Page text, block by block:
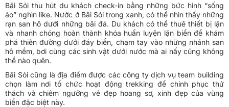
Bãi Sỏi thu hút du khách check-in bằng những bức hình “sống
ảo” nghìn like. Nước ở Bãi Sỏi trong xanh, có thể nhìn thấy những
rạn san hô dưới những bãi đá. Du khách có thể thuê thiết bị lặn
và nhanh chóng hoàn thành khóa huấn luyện lặn biển để khám
phá thiên đường dưới đáy biển, chạm tay vào những nhánh san
hô mềm, bơi cùng các sinh vật dưới nước mà ai nấy cũng không
thể nào quên.
Bãi Sỏi cũng là địa điểm được các công ty dịch vụ team building
chọn làm nơi tổ chức hoạt động trekking để chinh phục thử
thách và chiêm ngưỡng vẻ đẹp hoang sơ, xinh đẹp của vùng
biển đặc biệt này.